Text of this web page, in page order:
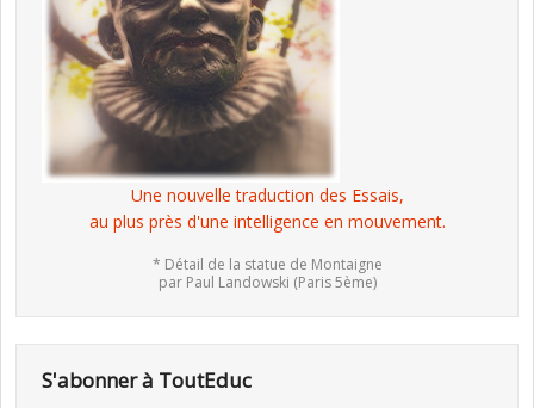
Une nouvelle traduction des Essais,
au plus près d'une intelligence en mouvement.
* Détail de la statue de Montaigne
par Paul Landowski (Paris 5ème)
S'abonner à ToutEduc